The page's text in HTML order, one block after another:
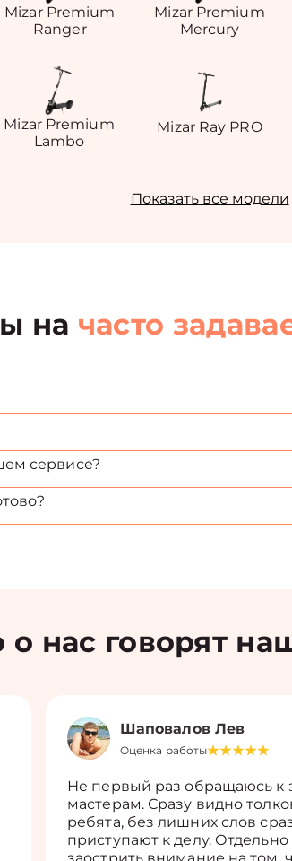
Mizar Premium
Ranger
Mizar Premium
Mercury
Mizar Premium
Lambo
Mizar Ray PRO
Показать все модели
на часто
сервисе?
о нас говорят
Шаповалов Лев
Оценка работы
Не первый раз обращаюсь к
мастерам. Сразу видно
ребята, без лишних слов
приступают к делу. Отдельно